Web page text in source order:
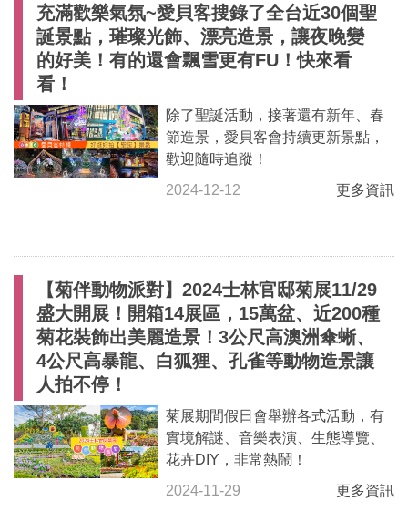
充滿歡樂氣氛~愛貝客搜錄了全台近30個聖
誕景點，璀璨光飾、漂亮造景，讓夜晚變
的好美！有的還會飄雪更有FU！快來看
看！
除了聖誕活動，接著還有新年、春
節造景，愛貝客會持續更新景點，
歡迎隨時追蹤！
更多資訊
2024-12-12
【菊伴動物派對】2024士林官邸菊展11/29
盛大開展！開箱14展區，15萬盆、近200種
菊花裝飾出美麗造景！3公尺高澳洲傘蜥、
4公尺高暴龍、白狐狸、孔雀等動物造景讓
人拍不停！
菊展期間假日會舉辦各式活動，有
實境解謎、音樂表演、生態導覽、
花卉DIY，非常熱鬧！
更多資訊
2024-11-29